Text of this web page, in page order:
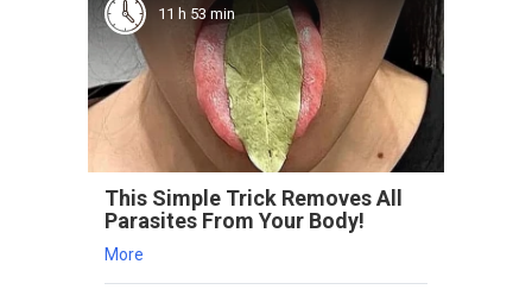
11 h 53 min
This Simple Trick Removes All
Parasites From Your Body!
More